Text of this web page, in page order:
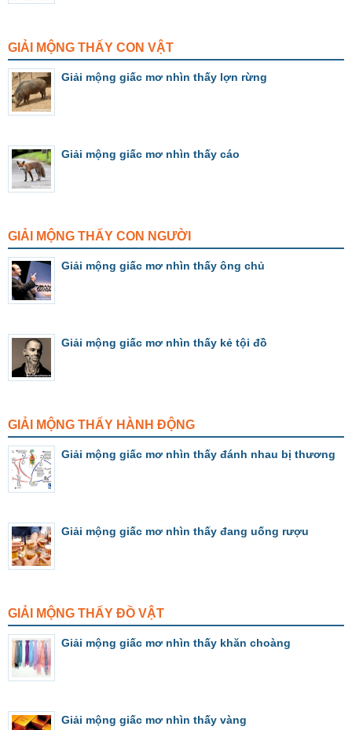
GIẢI MỘNG THẤY CON VẬT
Giải mộng giấc mơ nhìn thấy lợn rừng
Giải mộng giấc mơ nhìn thấy cáo
GIẢI MỘNG THẤY CON NGƯỜI
Giải mộng giấc mơ nhìn thấy ông chủ
Giải mộng giấc mơ nhìn thấy kẻ tội đồ
GIẢI MỘNG THẤY HÀNH ĐỘNG
Giải mộng giấc mơ nhìn thấy đánh nhau bị thương
Giải mộng giấc mơ nhìn thấy đang uống rượu
GIẢI MỘNG THẤY ĐỒ VẬT
Giải mộng giấc mơ nhìn thấy khăn choàng
Giải mộng giấc mơ nhìn thấy vàng